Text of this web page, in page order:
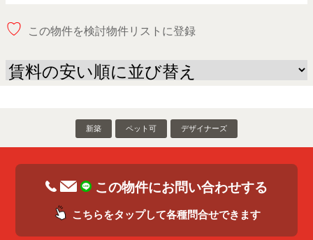
♡ この物件を検討物件リストに登録
新築 ペット可 デザイナーズ
この物件にお問い合わせする
こちらをタップして各種問合せできます